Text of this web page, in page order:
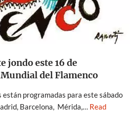
jondo este 16 de
del Flamenco
programadas para este sábado
Barcelona, Mérida,… Read